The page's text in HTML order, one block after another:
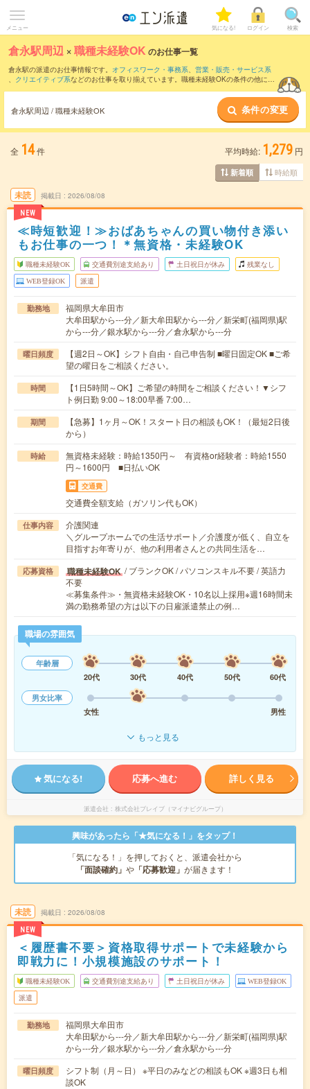
メニュー 気になる! ログイン 検索
倉永駅周辺 ×職種未経験OK のお仕事一覧
倉永駅の派遣のお仕事情報です。 オフィスワーク・事務系、 営業・販売・サービス系
、 クリエイティブ系などのお仕事を取り揃えています。職種未経験OKの条件の他に、
倉永駅周辺 / 職種未経験OK 条件の変更
全 14件 平均時給: 1,279 円
新着順 時給順
未読
NEW
掲載日 2026/08/08
≪時短歓迎！≫おばあちゃんの買い物付き添い
もお仕事の一つ！＊無資格・未経験OK
職種未経験OK 交通費別途支給あり 土日祝日が休み 残業なし
WEB登録OK 派遣
勤務地
福岡県大牟田市
大牟田駅から---分／新大牟田駅から---分／新栄町(福岡県)駅
から---分／銀水駅から---分／倉永駅から---分
曜日頻度
【週2日～OK】シフト自由・自己申告制 ■曜日固定OK ■ご希
望の曜日をご相談ください。
時間
【1日5時間～OK】ご希望の時間をご相談ください！▼シフ
ト例日勤 9:00～18:00早番 7:00…
期間
【急募】1ヶ月～OK！スタート日の相談もOK！（最短2日後
から）
時給
無資格未経験：時給1350円～ 有資格or経験者：時給1550
円～1600円 ■日払いOK
交通費
交通費全額支給（ガソリン代もOK）
仕事内容
介護関連
＼グループホームでの生活サポート／介護度が低く、自立を
目指すお年寄りが、他の利用者さんとの共同生活を…
応募資格 職種未経験OK / ブランクOK / パソコンスキル不要 / 英語力
不要
≪募集条件≫・無資格未経験OK・10名以上採用※週16時間未
満の勤務希望の方は以下の日雇派遣禁止の例…
職場の雰囲気
年齢層
20代
30代 40代 50代
60代
男女比率
女性
男性
もっと見る
気になる! 応募へ進む 詳しく見る
派遣会社 株式会社ブレイブ（マイナビグループ）
興味があったら「★気になる！」をタップ！
「気になる！」を押しておくと、派遣会社から
「面談確約」 や 「応募歓迎」 が届きます！
未読
NEW
掲載日 2026/08/08
＜履歴書不要＞資格取得サポートで未経験から
即戦力に！小規模施設のサポート！
職種未経験OK 交通費別途支給あり 土日祝日が休み WEB登録OK
派遣
勤務地
福岡県大牟田市
大牟田駅から---分／新大牟田駅から---分／新栄町(福岡県)駅
から---分／銀水駅から---分／倉永駅から---分
曜日頻度
シフト制（月～日） ※平日のみなどの相談もOK ※週3日も相
談OK